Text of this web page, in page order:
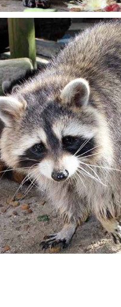
Oktober 2016
Waschbär II